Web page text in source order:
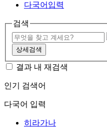
다국어입력
검색
상세검색
결과 내 재검색
인기 검색어
다국어 입력
히라가나